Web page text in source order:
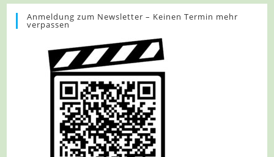
Iburg
–
TERRA.track
Und
Zeppelinstein
Anmeldung zum Newsletter – Keinen Termin mehr
verpassen